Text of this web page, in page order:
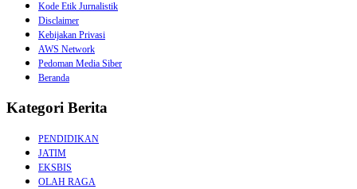
Kode Etik Jurnalistik
Disclaimer
Kebijakan Privasi
AWS Network
Pedoman Media Siber
Beranda
Kategori Berita
PENDIDIKAN
JATIM
EKSBIS
OLAH RAGA